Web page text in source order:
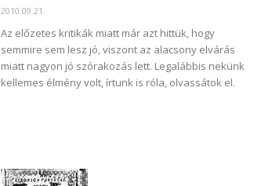
2010.09.21.
Az előzetes kritikák miatt már azt hittük, hogy
semmire sem lesz jó, viszont az alacsony elvárás
miatt nagyon jó szórakozás lett. Legalábbis nekünk
kellemes élmény volt, írtunk is róla, olvassátok el.